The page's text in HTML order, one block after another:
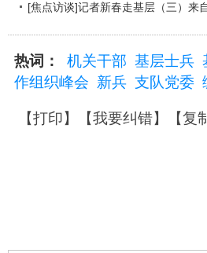
[焦点访谈]记者新春走基层（三）来
热词： 机关干部 基层士兵
作组织峰会 新兵 支队党委
【打印】【我要纠错】【复